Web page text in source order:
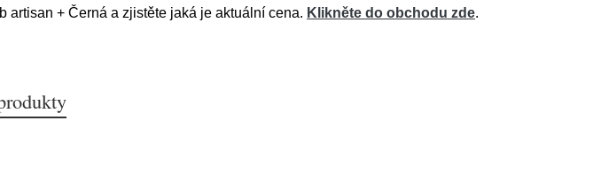
artisan + Černá a zjistěte jaká je aktuální cena. Klikněte do obchodu zde.